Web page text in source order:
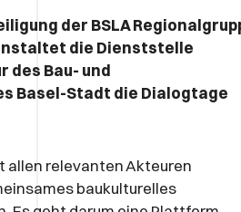
der BSLA
die Dienststelle
des Bau- und
Basel-Stadt die Dialogtage
allen relevanten Akteuren
baukulturelles